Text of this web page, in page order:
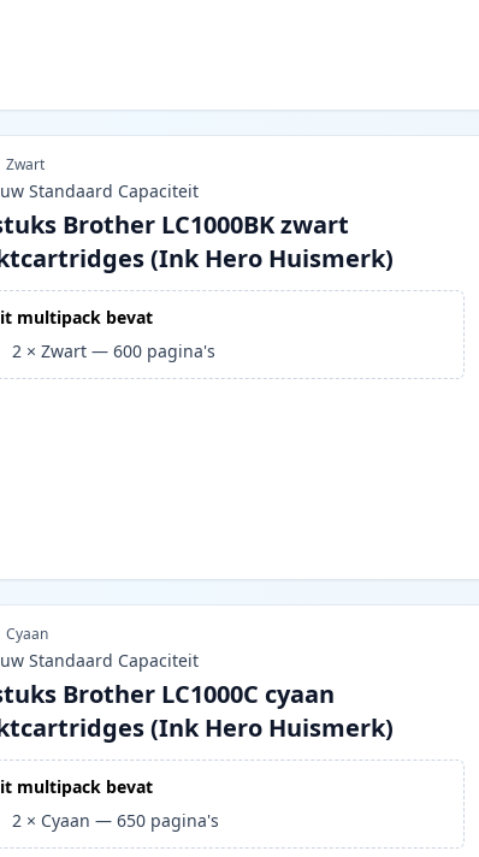
Zwart
Standaard Capaciteit
Brother LC1000BK zwart
(Ink Hero Huismerk)
multipack bevat
2 ×Zwart —600 pagina's
Cyaan
Standaard Capaciteit
Brother LC1000C cyaan
(Ink Hero Huismerk)
multipack bevat
2 × Cyaan —650 pagina's